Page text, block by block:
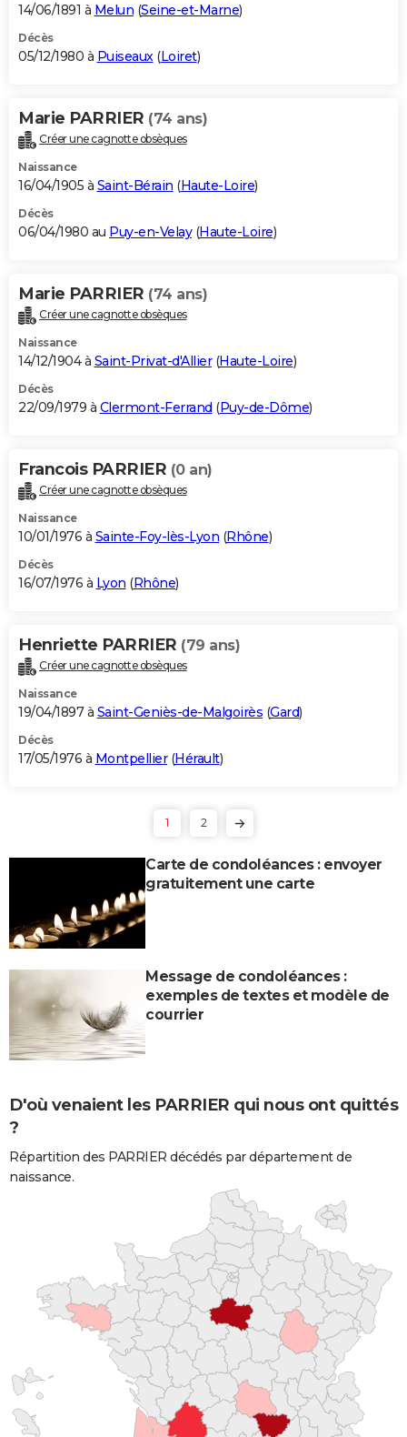
14/06/1891 à Melun (Seine-et-Marne)
Décès
05/12/1980 à Puiseaux(Loiret)
Marie PARRIER (74 ans)
Créer une cagnotte obsèques
Naissance
16/04/1905 à Saint-Bérain (Haute-Loire)
Décès
06/04/1980 au Puy-en-Velay(Haute-Loire)
Marie PARRIER (74 ans)
Créer une cagnotte obsèques
Naissance
14/12/1904 à Saint-Privat-d'Allier(Haute-Loire)
Décès
22/09/1979 à Clermont-Ferrand (Puy-de-Dôme)
Francois PARRIER (0 an)
Créer une cagnotte obsèques
Naissance
10/01/1976 à Sainte-Foy-lès-Lyon (Rhône)
Décès
16/07/1976 à Lyon (Rhône)
Henriette PARRIER (79 ans)
Créer une cagnotte obsèques
Naissance
19/04/1897 à Saint-Geniès-de-Malgoirès (Gard)
Décès
17/05/1976 à Montpellier(Hérault)
1 2
Carte de condoléances : envoyer
gratuitement une carte
Message de condoléances :
exemples de textes et modèle de
courrier
D'où venaient les PARRIER qui nous ont quittés
?
Répartition des PARRIER décédés par département de
naissance.